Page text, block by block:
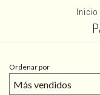
Inicio
Ordenar por